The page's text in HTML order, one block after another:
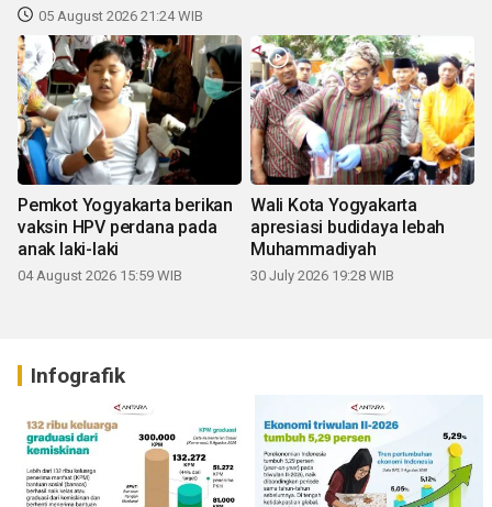
05 August 2026 21:24 WIB
Pemkot Yogyakarta berikan
vaksin HPV perdana pada
anak laki-laki
04 August 2026 15:59 WIB
Wali Kota Yogyakarta
apresiasi budidaya lebah
Muhammadiyah
30 July 2026 19:28 WIB
Infografik